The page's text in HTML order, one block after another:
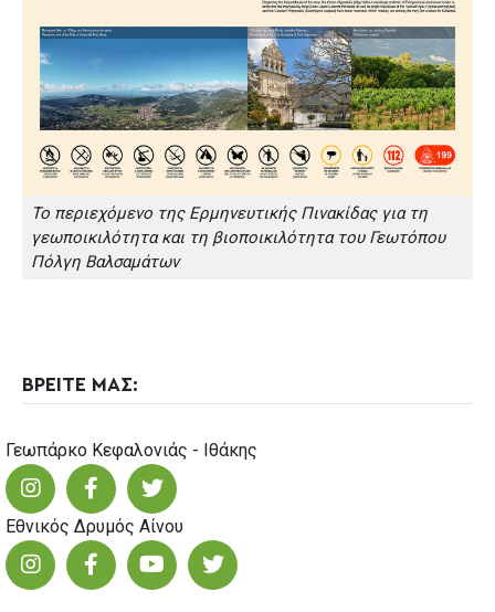
Το περιεχόμενο της Ερμηνευτικής Πινακίδας για τη
γεωποικιλότητα και τη βιοποικιλότητα του Γεωτόπου
Πόλγη Βαλσαμάτων
ΒΡΕΙΤΕ ΜΑΣ:
Γεωπάρκο Κεφαλονιάς - Ιθάκης
Εθνικός Δρυμός Αίνου